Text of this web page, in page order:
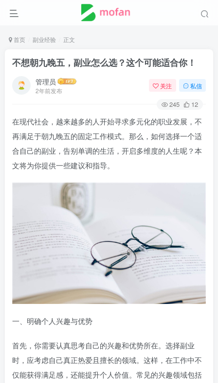
首页 副业经验 正文
不想朝九晚五，副业怎么选？这个可能适合你！
管理员
2年前发布
关注 私信
245 12
在现代社会，越来越多的人开始寻求多元化的职业发展，不
再满足于朝九晚五的固定工作模式。那么，如何选择一个适
合自己的副业，告别单调的生活，开启多维度的人生呢？本
文将为你提供一些建议和指导。
一、明确个人兴趣与优势
首先，你需要认真思考自己的兴趣和优势所在。选择副业
时，应考虑自己真正热爱且擅长的领域。这样，在工作中不
仅能获得满足感，还能提升个人价值。常见的兴趣领域包括